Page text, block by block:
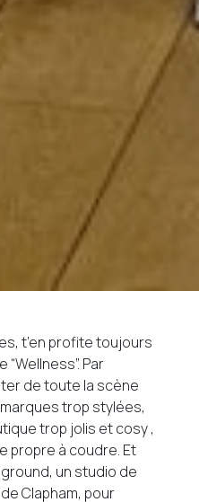
t’en profite toujours
Par
de toute la scène
trop stylées,
trop jolis et cosy ,
propre à coudre. Et
un studio de
Clapham, pour